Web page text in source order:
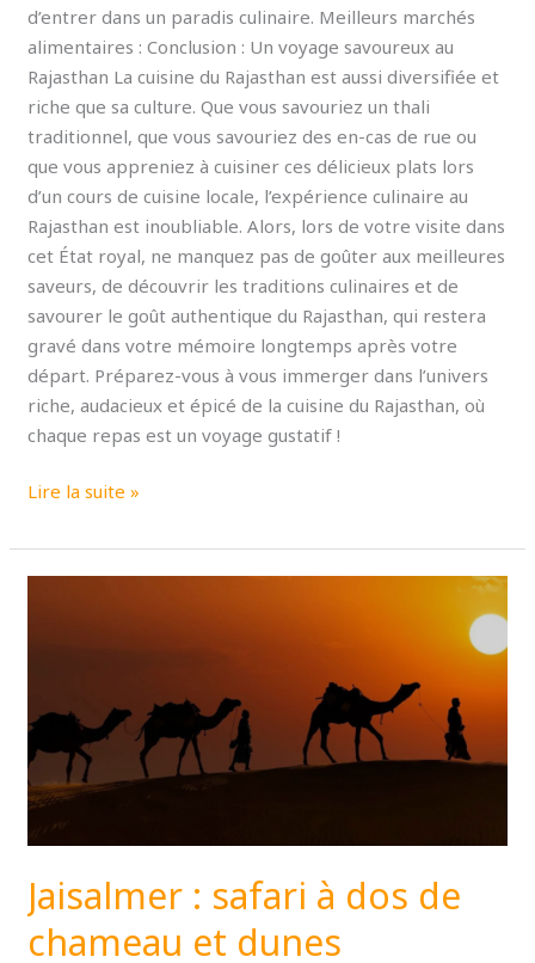
d’entrer dans un paradis culinaire. Meilleurs marchés
alimentaires : Conclusion : Un voyage savoureux au
Rajasthan La cuisine du Rajasthan est aussi diversifiée et
riche que sa culture. Que vous savouriez un thali
traditionnel, que vous savouriez des en-cas de rue ou
que vous appreniez à cuisiner ces délicieux plats lors
d’un cours de cuisine locale, l’expérience culinaire au
Rajasthan est inoubliable. Alors, lors de votre visite dans
cet État royal, ne manquez pas de goûter aux meilleures
saveurs, de découvrir les traditions culinaires et de
savourer le goût authentique du Rajasthan, qui restera
gravé dans votre mémoire longtemps après votre
départ. Préparez-vous à vous immerger dans l’univers
riche, audacieux et épicé de la cuisine du Rajasthan, où
chaque repas est un voyage gustatif !
Lire la suite »
Jaisalmer : safari à dos de
chameau et dunes
dos
de
chameau
et
dunes